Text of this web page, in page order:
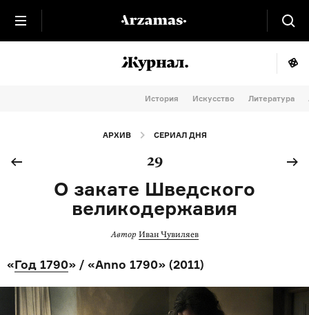
История Искусство Литература
АРХИВ СЕРИАЛ ДНЯ
29
О закате Шведского
великодержавия
Автор Иван Чувиляев
«Год 1790» / «Anno 1790» (2011)